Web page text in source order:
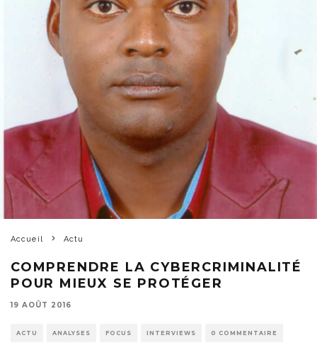
Accueil Actu
COMPRENDRE LA CYBERCRIMINALITÉ
POUR MIEUX SE PROTÉGER
19 AOÛT 2016
ACTU ANALYSES FOCUS INTERVIEWS 0 COMMENTAIRE